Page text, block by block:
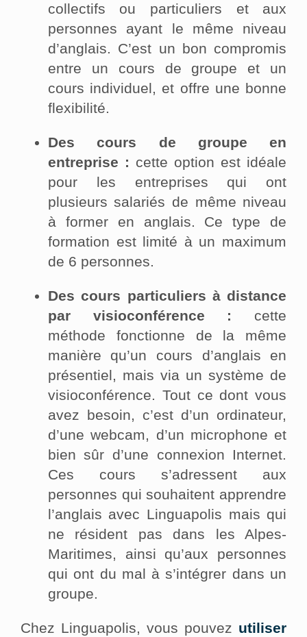
collectifs ou particuliers et aux
personnes ayant le même niveau
d’anglais. C’est un bon compromis
entre un cours de groupe et un
cours individuel, et offre une bonne
flexibilité.
Des cours de groupe en
entreprise : cette option est idéale
pour les entreprises qui ont
plusieurs salariés de même niveau
à former en anglais. Ce type de
formation est limité à un maximum
de 6 personnes.
Des cours particuliers à distance
par visioconférence :
cette
méthode fonctionne de la même
manière qu’un cours d’anglais en
présentiel, mais via un système de
visioconférence. Tout ce dont vous
avez besoin, c’est d’un ordinateur,
d’une webcam, d’un microphone et
bien sûr d’une connexion Internet.
Ces cours s’adressent aux
personnes qui souhaitent apprendre
l’anglais avec Linguapolis mais qui
ne résident pas dans les Alpes-
Maritimes, ainsi qu’aux personnes
qui ont du mal à s’intégrer dans un
groupe.
Chez Linguapolis, vous pouvez utiliser